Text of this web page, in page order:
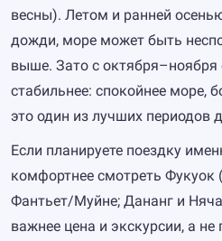
весны). Летом и ранней
дожди, море может быть
выше. Зато с октября–ноября
стабильнее: спокойнее море,
это один из лучших периодов
Если планируете поездку
комфортнее смотреть
Фантьет/Муйне; Дананг и
важнее цена и экскурсии, а не